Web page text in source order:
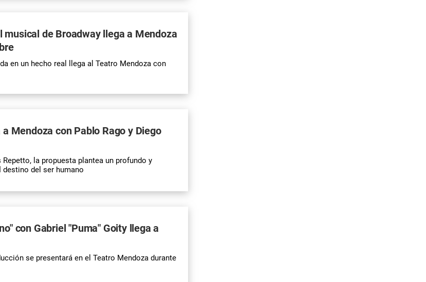
musical de Broadway llega a Mendoza
en un hecho real llega al Teatro Mendoza con
Mendoza con Pablo Rago y Diego
la propuesta plantea un profundo y
del ser humano
con Gabriel "Puma" Goity llega a
se presentará en el Teatro Mendoza durante